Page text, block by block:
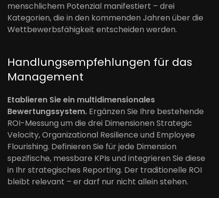
menschlichem Potenzial manifestiert – drei
Kategorien, die in den kommenden Jahren über die
Wettbewerbsfähigkeit entscheiden werden.
Handlungsempfehlungen für das
Management
Etablieren Sie ein multidimensionales
Bewertungssystem. Ergänzen Sie Ihre bestehende
ROI-Messung um die drei Dimensionen Strategic
Velocity, Organizational Resilience und Employee
Flourishing. Definieren Sie für jede Dimension
spezifische, messbare KPIs und integrieren Sie diese
in Ihr strategisches Reporting. Der traditionelle ROI
bleibt relevant – er darf nur nicht allein stehen.